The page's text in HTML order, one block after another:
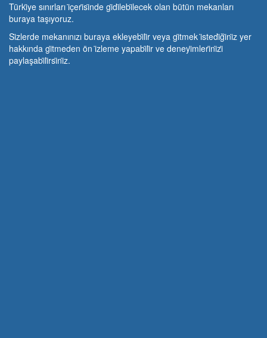
Türki̇ye sınırları i̇çeri̇si̇nde gi̇di̇lebi̇lecek olan bütün mekanları
buraya taşıyoruz.
Si̇zlerde mekanınızı buraya ekleyebi̇li̇r veya gi̇tmek i̇stedi̇ği̇ni̇z yer
hakkında gi̇tmeden ön i̇zleme yapabi̇li̇r ve deneyi̇mleri̇ni̇zi̇
paylaşabi̇li̇rsi̇ni̇z.